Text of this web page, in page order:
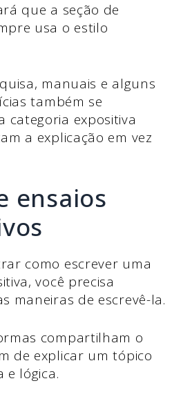
que a seção de
usa o estilo
manuais e alguns
também se
categoria expositiva
a explicação em vez
ensaios
como escrever uma
você precisa
maneiras de escrevê-la.
compartilham o
de explicar um tópico
e lógica.